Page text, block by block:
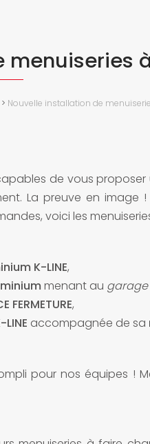
à
> Nouvelle installation de
de vous
La preuve en image
voici les
K-LINE,
menant au garage
,
accompagnée de sa
pour nos équipes !